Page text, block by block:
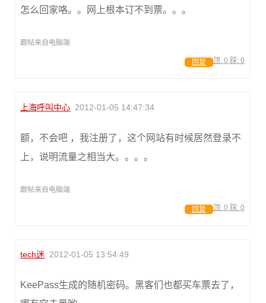
怎么回家咯。。网上根本订不到票。。。
跟帖来自电脑端
顶: 0 踩: 0
回复
上海呼叫中心 2012-01-05 14:47:34
额，不会吧 ，我注册了，这个网站有时候居然登录不
上，说明流量之相当大。。。。
跟帖来自电脑端
顶: 0 踩: 0
回复
tech迷 2012-01-05 13:54:49
KeePass生成的随机密码。黑客们也都买车票去了，